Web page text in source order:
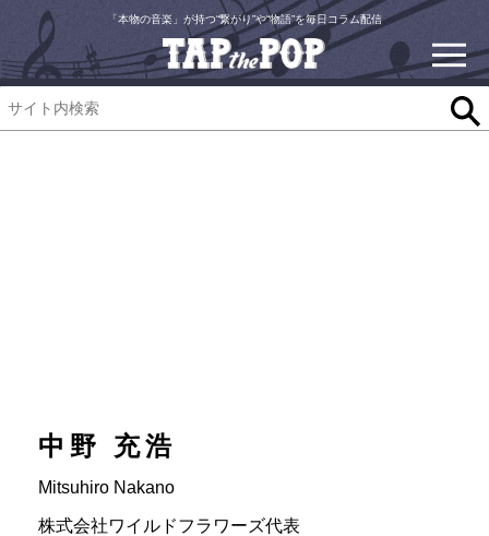
「本物の音楽」が持つ“繋がり”や“物語”を毎日コラム配信
中野 充浩
Mitsuhiro Nakano
株式会社ワイルドフラワーズ代表